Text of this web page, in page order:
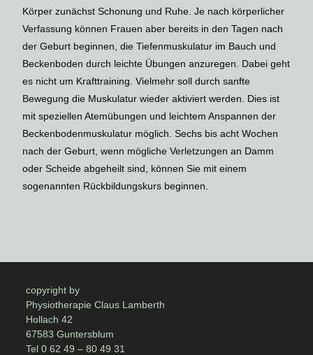
Körper zunächst Schonung und Ruhe. Je nach körperlicher
Verfassung können Frauen aber bereits in den Tagen nach
der Geburt beginnen, die Tiefenmuskulatur im Bauch und
Beckenboden durch leichte Übungen anzuregen. Dabei geht
es nicht um Krafttraining. Vielmehr soll durch sanfte
Bewegung die Muskulatur wieder aktiviert werden. Dies ist
mit speziellen Atemübungen und leichtem Anspannen der
Beckenbodenmuskulatur möglich. Sechs bis acht Wochen
nach der Geburt, wenn mögliche Verletzungen an Damm
oder Scheide abgeheilt sind, können Sie mit einem
sogenannten Rückbildungskurs beginnen.
copyright by
Physiotherapie Claus Lamberth
Hollach 42
67583 Guntersblum
Tel 0 62 49 – 80 49 31